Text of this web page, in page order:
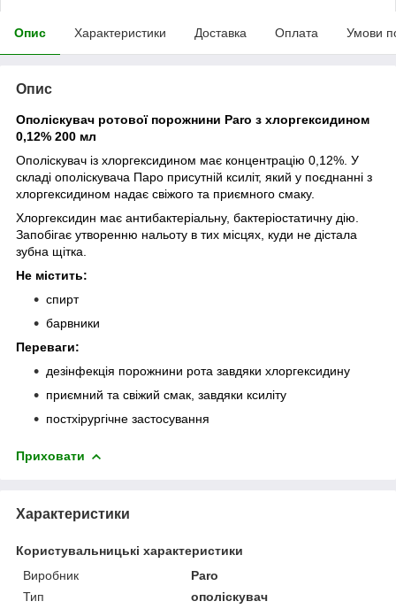
Опис Характеристики Доставка Оплата Умови
Опис
Ополіскувач ротової порожнини Paro з хлоргексидином
0,12% 200 мл
Ополіскувач із хлоргексидином має концентрацію 0,12%. У
складі ополіскувача Паро присутній ксиліт, який у поєднанні з
хлоргексидином надає свіжого та приємного смаку.
Хлоргексидин має антибактеріальну, бактеріостатичну дію.
Запобігає утворенню нальоту в тих місцях, куди не дістала
зубна щітка.
Не містить:
спирт
барвники
Переваги:
дезінфекція порожнини рота завдяки хлоргексидину
приємний та свіжий смак, завдяки ксиліту
постхірургічне застосування
Приховати
Характеристики
Користувальницькі характеристики
Виробник
Paro
Тип
ополіскувач